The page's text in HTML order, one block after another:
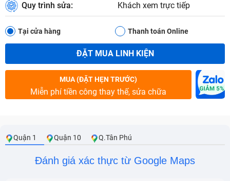
Quy trình sửa: Khách xem trực tiếp
Tại cửa hàng Thanh toán Online
ĐẶT MUA LINH KIỆN
MUA (ĐẶT HẸN TRƯỚC)
Miễn phí tiền công thay thế, sửa chữa
Quận 1 Quận 10 Q.Tân Phú
Đánh giá xác thực từ Google Maps